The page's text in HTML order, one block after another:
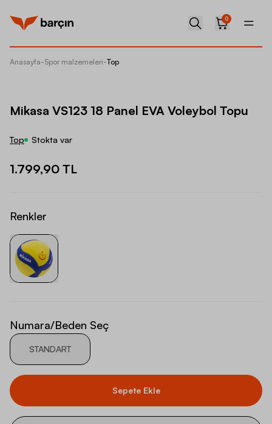
0
Anasayfa-Spor malzemeleri-Top
Mikasa VS123 18 Panel EVA Voleybol Topu
Top Stokta var
1.799,90 TL
Renkler
Numara/Beden Seç
STANDART
Sepete Ekle